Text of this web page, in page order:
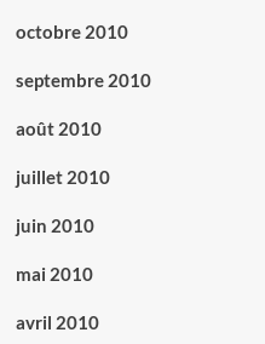
octobre 2010
septembre 2010
août 2010
juillet 2010
juin 2010
mai 2010
avril 2010